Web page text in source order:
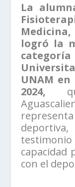
La
logró la
UNAM
2024,
capacidad
con el